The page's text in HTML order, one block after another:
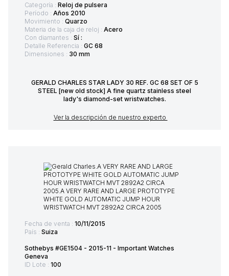
Categoría : Reloj de pulsera
Período : Años 2010
Movimiento : Quarzo
Materia de la caja de reloj : Acero
Con diamantes : Sí :
Detalle Referencia : GC 68
Dimensiones : 30 mm
GERALD CHARLES STAR LADY 30 REF. GC 68 SET OF 5
STEEL [new old stock] A fine quartz stainless steel
lady's diamond-set wristwatches.
Ver la descripción de nuestro experto
Fecha de venta : 10/11/2015
País : Suiza
Sothebys #GE1504 - 2015-11 - Important Watches
Geneva
ID Lote : 100